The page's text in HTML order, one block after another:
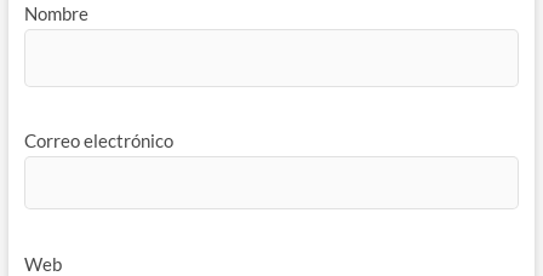
Nombre
Correo electrónico
Web